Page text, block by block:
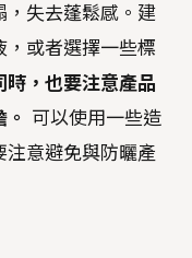
，失去蓬鬆感。建
或者選擇一些標
時，也要注意產品
可以使用一些造
意避免與防曬產